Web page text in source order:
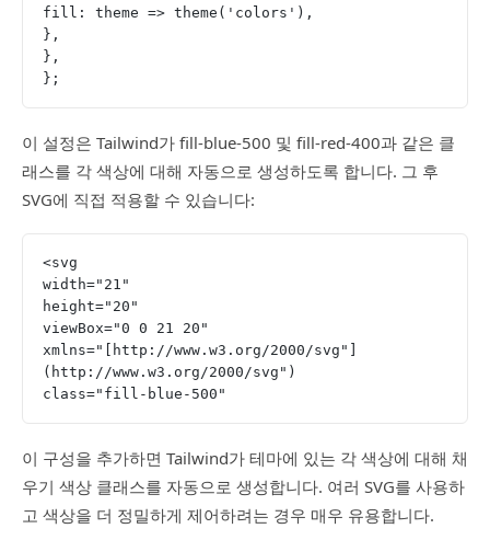
fill: theme => theme('colors'),
},
},
};
이 설정은 Tailwind가 fill-blue-500 및 fill-red-400과 같은 클
래스를 각 색상에 대해 자동으로 생성하도록 합니다. 그 후
SVG에 직접 적용할 수 있습니다:
<svg
width="21"
height="20"
viewBox="0 0 21 20"
xmlns="[http://www.w3.org/2000/svg"]
(http://www.w3.org/2000/svg")
class="fill-blue-500"
이 구성을 추가하면 Tailwind가 테마에 있는 각 색상에 대해 채
우기 색상 클래스를 자동으로 생성합니다. 여러 SVG를 사용하
고 색상을 더 정밀하게 제어하려는 경우 매우 유용합니다.